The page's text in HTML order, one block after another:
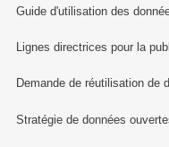
Guide d'utilisation des
Lignes directrices pour la
Demande de réutilisation de
Stratégie de données